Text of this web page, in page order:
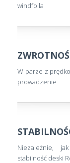
windfoila
W parze z
prowadzenie
Niezależnie,
stabilność deski